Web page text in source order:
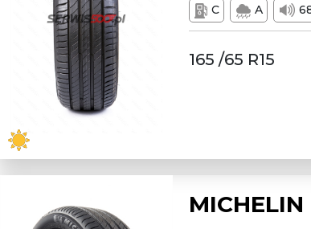
C A
165 /65 R15
MICHELIN